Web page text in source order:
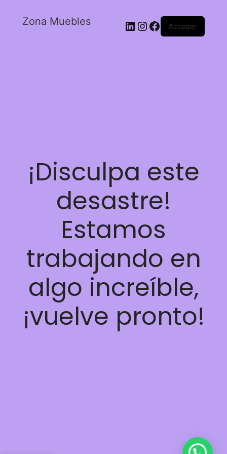
Zona Muebles Acceder
¡Disculpa este
desastre!
Estamos
trabajando en
algo increíble,
¡vuelve pronto!